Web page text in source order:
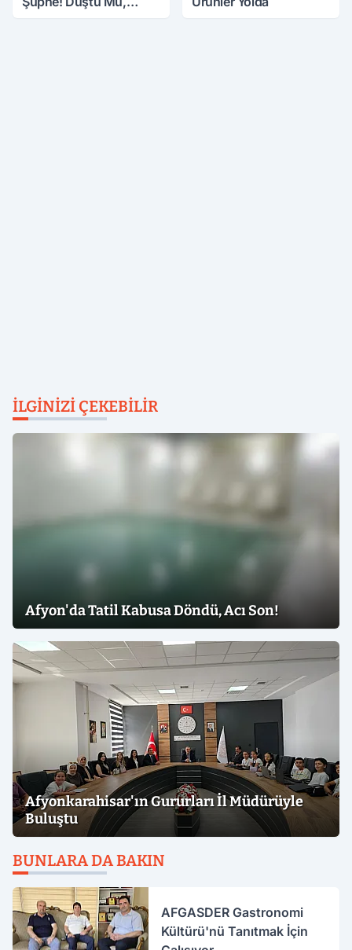
İLGINIZI ÇEKEBILIR
Afyon'da Tatil Kabusa Döndü, Acı Son!
Afyonkarahisar'ın Gururları İl Müdürüyle
Buluştu
BUNLARA DA BAKIN
AFGASDER Gastronomi
Kültürü'nü Tanıtmak İçin